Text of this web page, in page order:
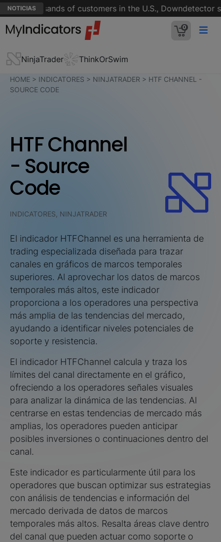
NOTICIAS
thousands of customers in the U.S., Downdetector
0
NinjaTrader ThinkOrSwim
HOME > INDICATORES > NINJATRADER > HTF CHANNEL -
SOURCE CODE
HTF Channel
- Source
Code
INDICATORES, NINJATRADER
El indicador HTFChannel es una herramienta de
trading especializada diseñada para trazar
canales en gráficos de marcos temporales
superiores. Al aprovechar los datos de marcos
temporales más altos, este indicador
proporciona a los operadores una perspectiva
más amplia de las tendencias del mercado,
ayudando a identificar niveles potenciales de
soporte y resistencia.
El indicador HTFChannel calcula y traza los
límites del canal directamente en el gráfico,
ofreciendo a los operadores señales visuales
para analizar la dinámica de las tendencias. Al
centrarse en estas tendencias de mercado más
amplias, los operadores pueden anticipar
posibles inversiones o continuaciones dentro del
canal.
Este indicador es particularmente útil para los
operadores que buscan optimizar sus estrategias
con análisis de tendencias e información del
mercado derivada de datos de marcos
temporales más altos. Resalta áreas clave dentro
del canal que pueden actuar como soporte o